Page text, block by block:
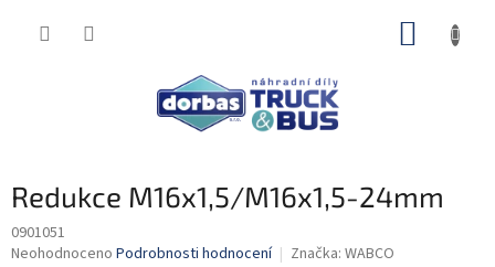
Redukce M16x1,5/M16x1,5-24mm
0901051
Průměrné
Neohodnoceno Podrobnosti hodnocení Značka: WABCO